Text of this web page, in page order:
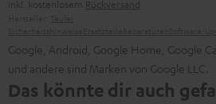
inkl. kostenlosem Rückversand
Google, Android, Google Home, Google
und andere sind Marken von Google LLC.
Das könnte dir auch